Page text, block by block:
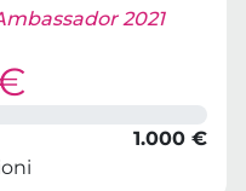
2021
1.000 €